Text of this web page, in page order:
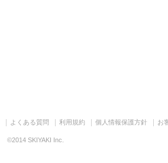
よくある質問 利用規約 個人情報保護方針 お
©2014 SKIYAKI Inc.